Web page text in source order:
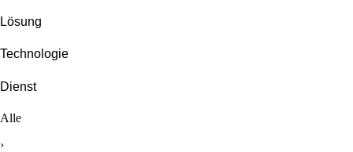
Lösung
Technologie
Dienst
Alle
›